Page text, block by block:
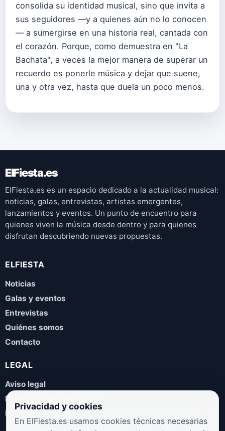
consolida su identidad musical, sino que invita a
sus seguidores —y a quienes aún no lo conocen
— a sumergirse en una historia real, cantada con
el corazón. Porque, como demuestra en "La
Bachata", a veces la mejor manera de superar un
recuerdo es ponerle música y dejar que suene,
una y otra vez, hasta que duela un poco menos.
ElFiesta.es
ElFiesta.es es un espacio dedicado a la actualidad musical:
noticias, galas, entrevistas, artistas emergentes,
lanzamientos y eventos. Un punto de encuentro para
quienes viven la música desde dentro y para quienes
disfrutan descubriendo nuevas propuestas.
ELFIESTA
Noticias
Galas y eventos
Entrevistas
Quiénes somos
Contacto
LEGAL
Aviso legal
Política de privacidad
Política de cookies
Privacidad y cookies
En ElFiesta.es usamos cookies técnicas necesarias